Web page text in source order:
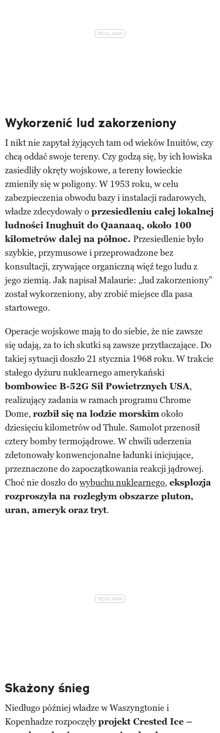
Wykorzenić lud zakorzeniony
I nikt nie zapytał żyjących tam od wieków Inuitów, czy
chcą oddać swoje tereny. Czy godzą się, by ich łowiska
zasiedliły okręty wojskowe, a tereny łowieckie
zmieniły się w poligony. W 1953 roku, w celu
zabezpieczenia obwodu bazy i instalacji radarowych,
władze zdecydowały o przesiedleniu całej lokalnej
ludności Inughuit do Qaanaaq, około 100
kilometrów dalej na północ. Przesiedlenie było
szybkie, przymusowe i przeprowadzone bez
konsultacji, zrywające organiczną więź tego ludu z
jego ziemią. Jak napisał Malaurie: „lud zakorzeniony”
został wykorzeniony, aby zrobić miejsce dla pasa
startowego.
Operacje wojskowe mają to do siebie, że nie zawsze
się udają, za to ich skutki są zawsze przytłaczające. Do
takiej sytuacji doszło 21 stycznia 1968 roku. W trakcie
stałego dyżuru nuklearnego amerykański
bombowiec B-52G Sił Powietrznych USA,
realizujący zadania w ramach programu Chrome
Dome, rozbił się na lodzie morskimokoło
dziesięciu kilometrów od Thule. Samolot przenosił
cztery bomby termojądrowe. W chwili uderzenia
zdetonowały konwencjonalne ładunki inicjujące,
przeznaczone do zapoczątkowania reakcji jądrowej.
Choć nie doszło do wybuchu nuklearnego, eksplozja
rozproszyła na rozległym obszarze pluton,
uran, ameryk oraz tryt.
Skażony śnieg
Niedługo później władze w Waszyngtonie i
Kopenhadze rozpoczęłyprojekt Crested Ice –